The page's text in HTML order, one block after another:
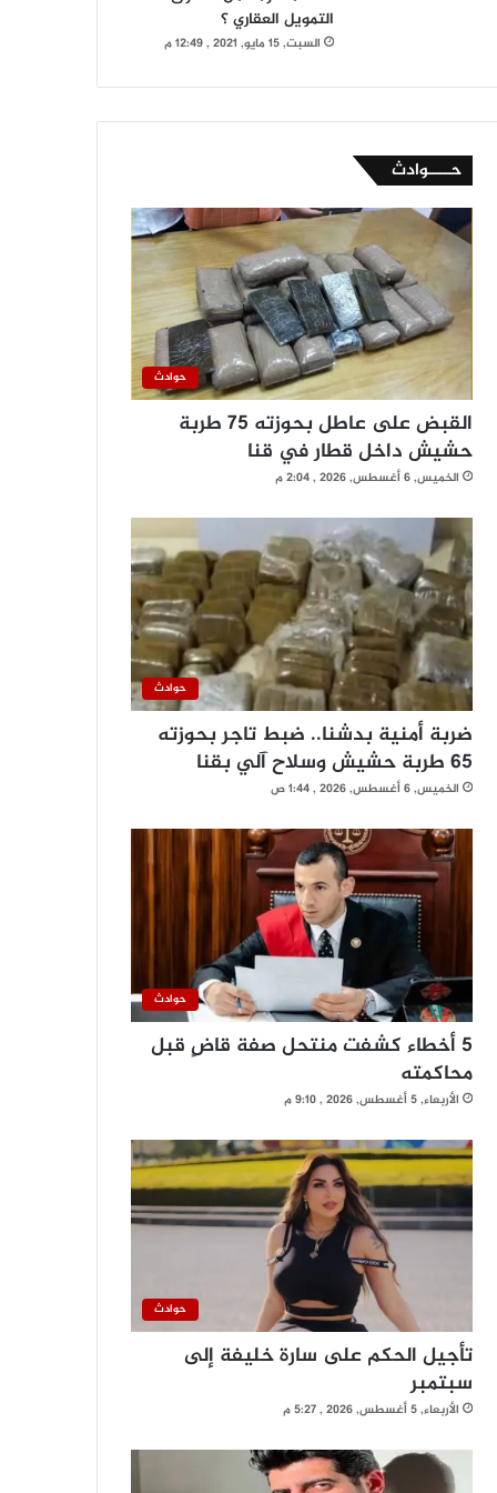
التمويل العقاري ؟
السبت, 15 مايو, 2021 , 12:49 م
حــــوادث
حوادث
القبض على عاطل بحوزته 75 طربة
حشيش داخل قطار في قنا
الخميس, 6 أغسطس, 2026 , 2:04 م
حوادث
ضربة أمنية بدشنا.. ضبط تاجر بحوزته
65 طربة حشيش وسلاح آلي بقنا
الخميس, 6 أغسطس, 2026 , 1:44 ص
حوادث
5 أخطاء كشفت منتحل صفة قاضٍ قبل
محاكمته
الأربعاء, 5 أغسطس, 2026 , 9:10 م
حوادث
تأجيل الحكم على سارة خليفة إلى
سبتمبر
الأربعاء, 5 أغسطس, 2026 , 5:27 م